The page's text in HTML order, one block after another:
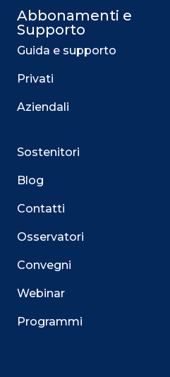
Abbonamenti e
Supporto
Guida e supporto
Privati
Aziendali
Sostenitori
Blog
Contatti
Osservatori
Convegni
Webinar
Programmi